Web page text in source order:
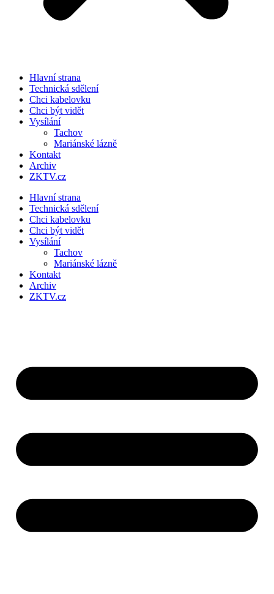
Hlavní strana
Technická sdělení
Chci kabelovku
Chci být vidět
Vysílání
Tachov
Mariánské lázně
Kontakt
Archiv
ZKTV.cz
Hlavní strana
Technická sdělení
Chci kabelovku
Chci být vidět
Vysílání
Tachov
Mariánské lázně
Kontakt
Archiv
ZKTV.cz